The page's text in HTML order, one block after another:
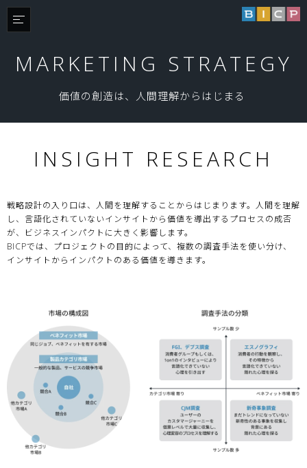
MARKETING STRATEGY
価値の創造は、人間理解からはじまる
INSIGHT RESEARCH
戦略設計の入り口は、人間を理解することからはじまります。人間を理解
し、言語化されていないインサイトから価値を導出するプロセスの成否
が、ビジネスインパクトに大きく影響します。
BICPでは、プロジェクトの目的によって、複数の調査手法を使い分け、
インサイトからインパクトのある価値を導きます。